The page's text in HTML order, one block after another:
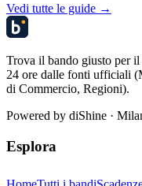
Vedi tutte le guide →
Trova il bando giusto per
24 ore dalle fonti ufficiali
di Commercio, Regioni).
Powered by diShine ·
Esplora